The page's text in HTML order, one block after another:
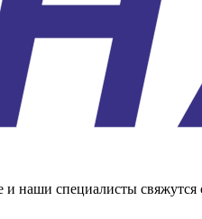
наши специалисты